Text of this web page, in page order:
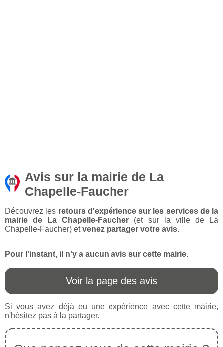
Avis sur la mairie de La
Chapelle-Faucher
Découvrez les retours d'expérience sur les services de la
mairie de La Chapelle-Faucher (et sur la ville de La
Chapelle-Faucher) etvenez partager votre avis.
Pour l'instant, il n'y a aucun avis sur cette mairie.
Voir la page des avis
Si vous avez déjà eu une expérience avec cette mairie,
n'hésitez pas à la partager.